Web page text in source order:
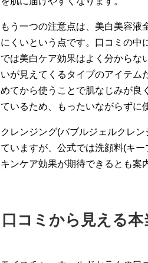
もう一つの注意点は、美白美容液
にくいという点です。口コミの中
では美白ケア効果はよく分からな
いが見えてくるタイプのアイテム
めてから使うことで肌なじみが良
ているため、もったいながらずに
クレンジング(バブルジェルクレ
ていますが、公式では洗顔料(キ
キンケア効果が期待できるとも案
口コミから見える本